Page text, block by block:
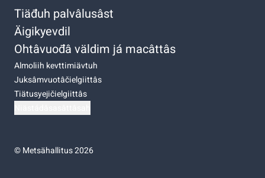
Tiäđuh palvâlusâst
Äigikyevdil
Ohtâvuođâ väldim já macâttâs
Almoliih kevttimiävtuh
Juksâmvuotâčielgiittâs
Tiätusyejičielgiittâs
©Metsähallitus 2026